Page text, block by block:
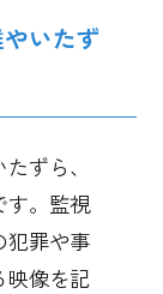
いたず
ずら、
す。監視
犯罪や事
映像を記